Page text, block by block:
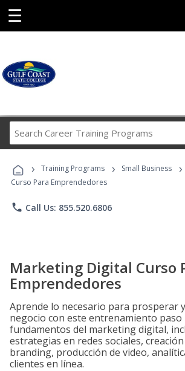
☰
Career
Programs
› Training Programs › Small Business ›
Curso Para Emprendedores
phone Call Us: 855.520.6806
Marketing Digital Curso
Emprendedores
Aprende lo necesario para prosperar
negocio con este entrenamiento paso
fundamentos del marketing digital,
estrategias en redes sociales,
branding, producción de video,
clientes en línea.